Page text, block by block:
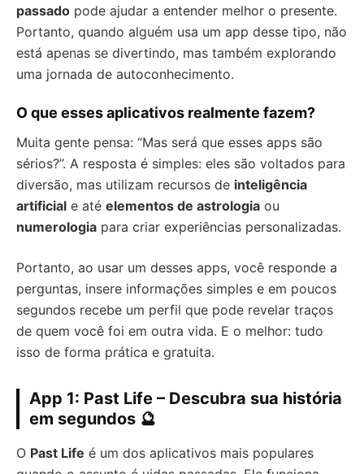
passado pode ajudar a entender melhor o presente.
Portanto, quando alguém usa um app desse tipo, não
está apenas se divertindo, mas também explorando
uma jornada de autoconhecimento.
O que esses aplicativos realmente fazem?
Muita gente pensa: “Mas será que esses apps são
sérios?”. A resposta é simples: eles são voltados para
diversão, mas utilizam recursos de inteligência
artificial e até elementos de astrologia ou
numerologia para criar experiências personalizadas.
Portanto, ao usar um desses apps, você responde a
perguntas, insere informações simples e em poucos
segundos recebe um perfil que pode revelar traços
de quem você foi em outra vida. E o melhor: tudo
isso de forma prática e gratuita.
App 1: Past Life – Descubra sua história
em segundos 🔮
O Past Life é um dos aplicativos mais populares